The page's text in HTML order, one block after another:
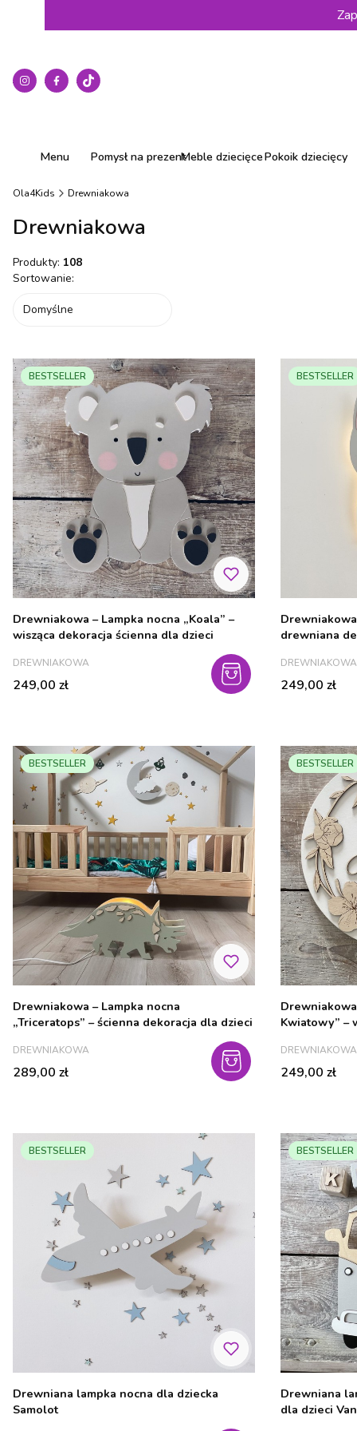
Menu Pomysł na prezentMeble dziecięcePokoik dziecięcy
Ola4Kids Drewniakowa
Drewniakowa
Produkty: 108
Lista produktów
Sortowanie:
Domyślne
BESTSELLER
Drewniakowa – Lampka nocna „Koala” –
wisząca dekoracja ścienna dla dzieci
PRODUCENT
DREWNIAKOWA
Cena
249,00 zł
BESTSELLER
drewniana
PRODUCENT
DREWNIAKOWA
Cena
249,00 zł
BESTSELLER
Drewniakowa – Lampka nocna
„Triceratops” – ścienna dekoracja dla dzieci
PRODUCENT
DREWNIAKOWA
Cena
289,00 zł
BESTSELLER
Kwiatowy” –
PRODUCENT
DREWNIAKOWA
Cena
249,00 zł
BESTSELLER
Drewniana lampka nocna dla dziecka
Samolot
BESTSELLER
Drewniana
dla dzieci Van